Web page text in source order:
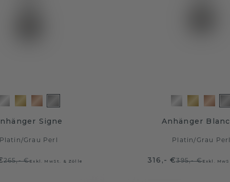
Signe
Platin/Grau Perl
265,- €Exkl. MwSt. & Zölle
Anhänger
Platin/Grau
316,- €395,- €Exkl.